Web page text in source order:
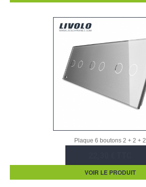
Plaque 6 boutons 2 + 2 + 2
VOIR LE PRODUIT